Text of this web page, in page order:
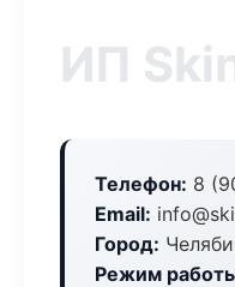
ИП
Телефон: 8
Email:
Город:
Режим